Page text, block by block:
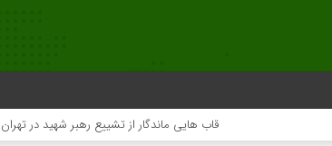
قاب هایی ماندگار از تشییع رهبر شهید در تهران